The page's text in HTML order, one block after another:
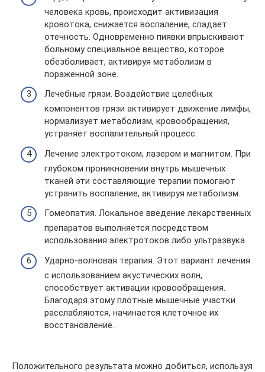
человека кровь, происходит активизация
кровотока, снижается воспаление, спадает
отечность. Одновременно пиявки впрыскивают
больному специальное вещество, которое
обезболивает, активируя метаболизм в
пораженной зоне.
Лечебные грязи. Воздействие целебных
компонентов грязи активирует движение лимфы,
нормализует метаболизм, кровообращения,
устраняет воспалительный процесс.
Лечение электротоком, лазером и магнитом. При
глубоком проникновении внутрь мышечных
тканей эти составляющие терапии помогают
устранить воспаление, активируя метаболизм.
Гомеопатия. Локальное введение лекарственных
препаратов выполняется посредством
использования электротоков либо ультразвука.
Ударно-волновая терапия. Этот вариант лечения
с использованием акустических волн,
способствует активации кровообращения.
Благодаря этому плотные мышечные участки
расслабляются, начинается клеточное их
восстановление.
Положительного результата можно добиться, используя